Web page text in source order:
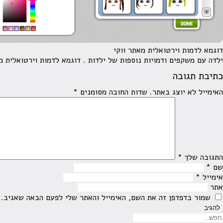
דוגמא לדמות וירטואלית מאתר ווקי
ילדה עם משקפים ודמויות נוספות של ילדות . דוגמא לדמות וירטואלית
כתיבת תגובה
האימייל לא יוצג באתר. שדות החובה מסומנים *
התגובה שלך *
שם *
אימייל *
אתר
שמור בדפדפן זה את השם, האימייל והאתר שלי לפעם הבאה שאגיב.